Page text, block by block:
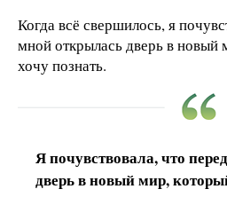
Когда всё свершилось, я
мной открылась дверь в новый
хочу познать.
Я почувствовала, что
дверь в новый мир,